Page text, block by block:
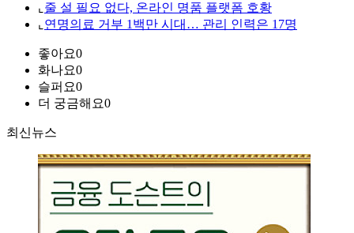
⌞ 줄 설 필요 없다, 온라인 명품 플랫폼 호황
⌞ 연명의료 거부 1백만 시대… 관리 인력은 17명
좋아요0
화나요0
슬퍼요0
더 궁금해요0
최신뉴스